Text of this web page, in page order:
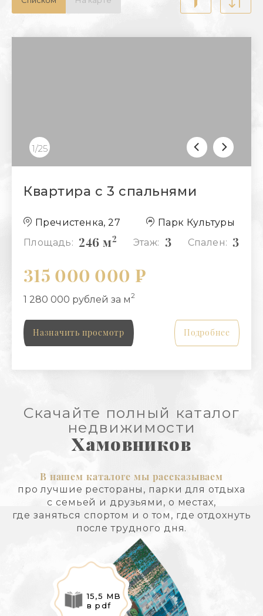
1/25
Квартира с 3 спальнями
Пречистенка, 27
Парк Культуры
Площадь: 246 м2 Этаж: 3 Спален: 3
315 000 000 ₽
1 280 000 рублей за м2
Назначить просмотр Подробнее
Скачайте полный каталог
недвижимости
Хамовников
В нашем каталоге мы рассказываем
про лучшие рестораны, парки для отдыха
с семьей и друзьями, о местах,
где заняться спортом и о том, где отдохнуть
после трудного дня.
15,5 MB
в pdf